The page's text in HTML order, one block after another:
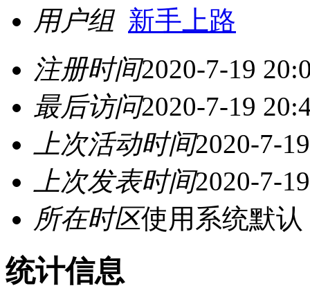
用户组 新手上路
注册时间2020-7-19
最后访问2020-7-19
上次活动时间2020-7-
上次发表时间2020-7-
所在时区使用系统默认
统计信息